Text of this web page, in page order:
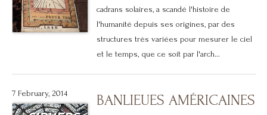
cadrans solaires, a scandé l'histoire de
l'humanité depuis ses origines, par des
structures très variées pour mesurer le ciel
et le temps, que ce soit par l'arch...
7 February, 2014 BANLIEUES AMÉRICAINES